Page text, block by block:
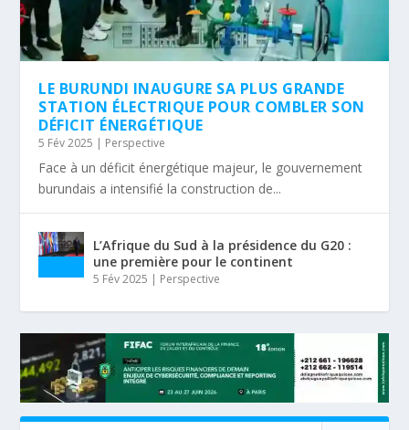
LE BURUNDI INAUGURE SA PLUS GRANDE
STATION ÉLECTRIQUE POUR COMBLER SON
DÉFICIT ÉNERGÉTIQUE
5 Fév 2025 | Perspective
Face à un déficit énergétique majeur, le gouvernement
burundais a intensifié la construction de...
L’Afrique du Sud à la présidence du G20 :
une première pour le continent
5 Fév 2025 | Perspective